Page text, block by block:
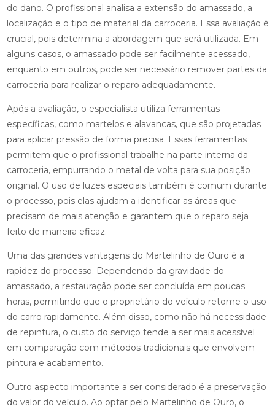
do dano. O profissional analisa a extensão do amassado, a
localização e o tipo de material da carroceria. Essa avaliação é
crucial, pois determina a abordagem que será utilizada. Em
alguns casos, o amassado pode ser facilmente acessado,
enquanto em outros, pode ser necessário remover partes da
carroceria para realizar o reparo adequadamente.
Após a avaliação, o especialista utiliza ferramentas
específicas, como martelos e alavancas, que são projetadas
para aplicar pressão de forma precisa. Essas ferramentas
permitem que o profissional trabalhe na parte interna da
carroceria, empurrando o metal de volta para sua posição
original. O uso de luzes especiais também é comum durante
o processo, pois elas ajudam a identificar as áreas que
precisam de mais atenção e garantem que o reparo seja
feito de maneira eficaz.
Uma das grandes vantagens do Martelinho de Ouro é a
rapidez do processo. Dependendo da gravidade do
amassado, a restauração pode ser concluída em poucas
horas, permitindo que o proprietário do veículo retome o uso
do carro rapidamente. Além disso, como não há necessidade
de repintura, o custo do serviço tende a ser mais acessível
em comparação com métodos tradicionais que envolvem
pintura e acabamento.
Outro aspecto importante a ser considerado é a preservação
do valor do veículo. Ao optar pelo Martelinho de Ouro, o